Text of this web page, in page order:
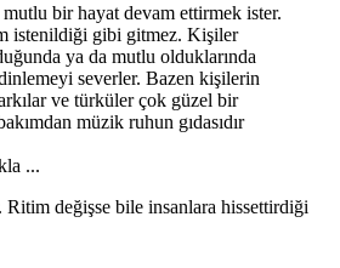
bir hayat devam ettirmek ister.
istenildiği gibi gitmez. Kişiler
ya da mutlu olduklarında
severler. Bazen kişilerin
ve türküler çok güzel bir
müzik ruhun gıdasıdır
...
değişse bile insanlara hissettirdiği